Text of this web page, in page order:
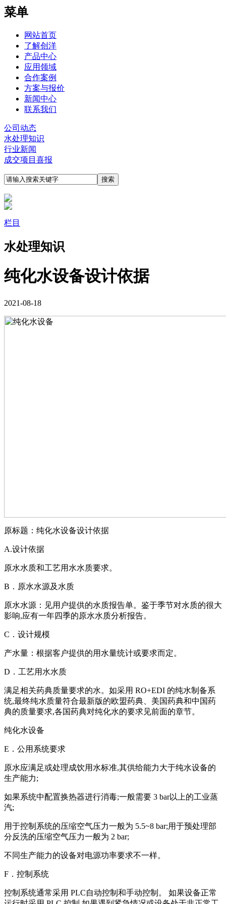
菜单
网站首页
了解创洋
产品中心
应用领域
合作案例
方案与报价
新闻中心
联系我们
公司动态
水处理知识
行业新闻
成交项目喜报
栏目
水处理知识
纯化水设备设计依据
2021-08-18
原标题：纯化水设备设计依据
A.设计依据
原水水质和工艺用水水质要求。
B．原水水源及水质
原水水源：见用户提供的水质报告单。鉴于季节对水质的很大
影响,应有一年四季的原水水质分析报告。
C．设计规模
产水量：根据客户提供的用水量统计或要求而定。
D．工艺用水水质
满足相关药典质量要求的水。如采用 RO+EDI 的纯水制备系
统,最终纯水质量符合最新版的欧盟药典、美国药典和中国药
典的质量要求,各国药典对纯化水的要求见前面的章节。
纯化水设备
E．公用系统要求
原水应满足或处理成饮用水标准,其供给能力大于纯水设备的
生产能力;
如果系统中配置换热器进行消毒;一般需要 3 bar以上的工业蒸
汽;
用于控制系统的压缩空气压力一般为 5.5~8 bar;用于预处理部
分反洗的压缩空气压力一般为 2 bar;
不同生产能力的设备对电源功率要求不一样。
F．控制系统
控制系统通常采用 PLC自动控制和手动控制。 如果设备正常